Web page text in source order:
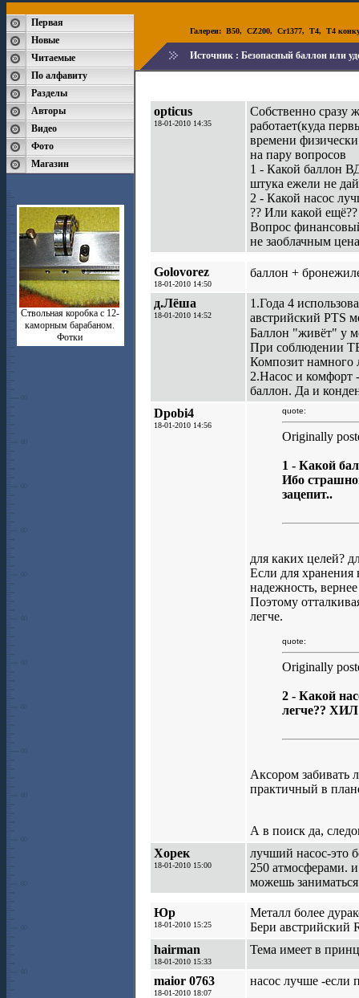
Первая
Новые
Читаемые
По алфавиту
Разделы
Авторы
Видео
Фото
Магазин
Ствольная коробка с 12-
каморным барабаном.
Фотки
Галереи: B50, CZ200, Cr1377, T4, T4
Источник : Безопасный баллон или
opticus
18-01-2010 14:35
Собственно
работает(куда
времени
на пару вопросов
1 - Какой баллон
штука ежели не
2 - Какой насос
?? Или какой ещё??
Вопрос
не заоблачным
Golovorez
18-01-2010 14:50
баллон +
д.Лёша
18-01-2010 14:52
1.Года 4
австрийский PTS
Баллон "живёт" у
При соблюдении
Композит намного
2.Насос и
баллон. Да и
Dpobi4
18-01-2010 14:56
quote:
Originally
1 - Какой
Ибо
зацепит..
для каких целей?
Если для
надежность,
Поэтому
легче.
quote:
Originally
2 - Какой
легче??
Аксором забивать
практичный в
А в поиск да,
Хорек
18-01-2010 15:00
лучший насос-это
250 атмосферами.
можешь
Юр
18-01-2010 15:25
Металл более
Бери австрийский
hairman
18-01-2010 15:33
Тема имеет в
maior 0763
18-01-2010 18:07
насос лучше -если